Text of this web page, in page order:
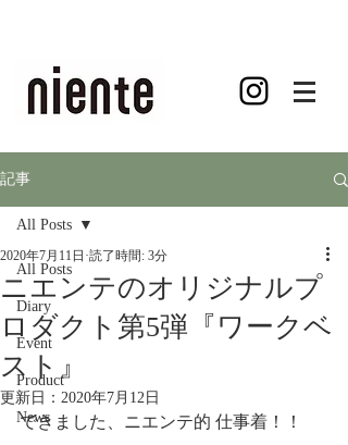
記事
All Posts
Diary
Event
Product
News
All Posts
ニエンテのオリジナルプ
ロダクト第5弾『ワークベ
スト』
2020年7月11日 読了時間: 3分
更新日： 2020年7月12日
できました、ニエンテ的 仕事着！！